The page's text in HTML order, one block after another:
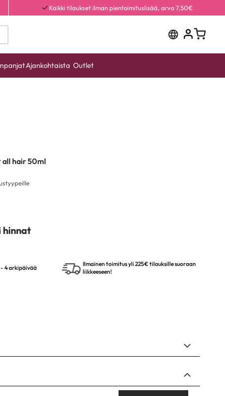
Kaikki tilaukset ilman pientoimituslisää, arvo 7,50€
Ajankohtaista Outlet
all hair 50ml
hinnat
- 4 arkipäivää
Ilmainen toimitus yli 225€ tilauksille suoraan
liikkeeseen!